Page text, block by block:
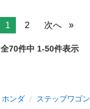
1 2 次へ
全70件中 1-50件表示
ホンダ ステップワゴン